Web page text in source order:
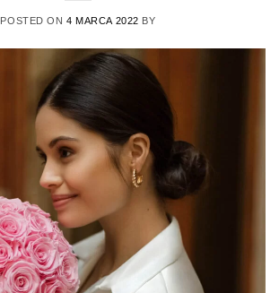
POSTED ON4 MARCA 2022 BY